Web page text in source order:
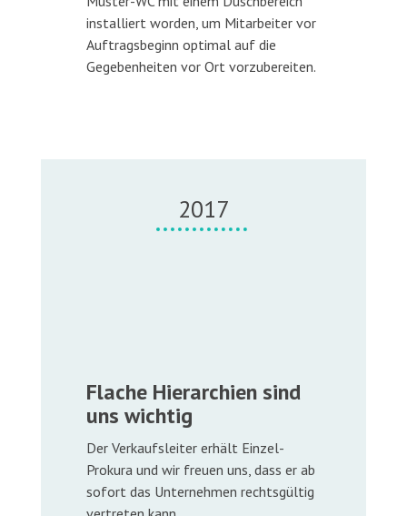
installiert worden, um Mitarbeiter vor
Auftragsbeginn optimal auf die
Gegebenheiten vor Ort vorzubereiten.
2017
Flache Hierarchien sind
uns wichtig
Der Verkaufsleiter erhält Einzel-
Prokura und wir freuen uns, dass er ab
sofort das Unternehmen rechtsgültig